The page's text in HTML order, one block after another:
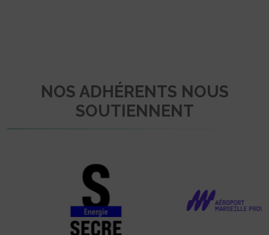
NOS ADHÉRENTS NOUS
SOUTIENNENT